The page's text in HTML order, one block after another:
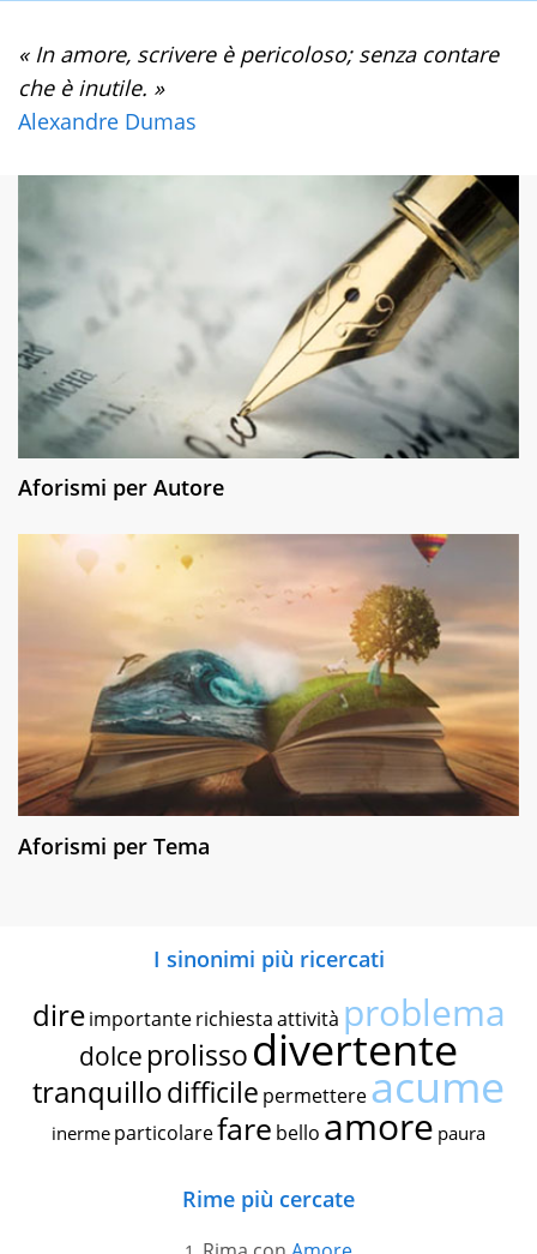
« In amore, scrivere è pericoloso; senza contare
che è inutile. »
Alexandre Dumas
Aforismi per Autore
Aforismi per Tema
I sinonimi più ricercati
dire importante richiestaattività problema
dolce prolissodivertente
tranquillodifficile permettereacume
inerme particolarefare bello amore paura
Rime più cercate